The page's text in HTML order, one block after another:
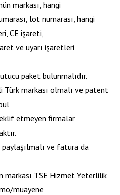
markası, hangi
lot numarası, hangi
CE işareti,
ve uyarı işaretleri
paket bulunmalıdır.
markası olmalı ve patent
etmeyen firmalar
ve fatura da
markası TSE Hizmet Yeterlilik
muayene